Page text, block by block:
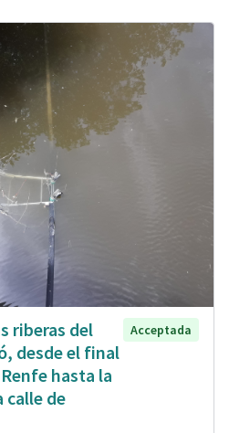
riberas del
desde el final
hasta la
calle de
Acceptada